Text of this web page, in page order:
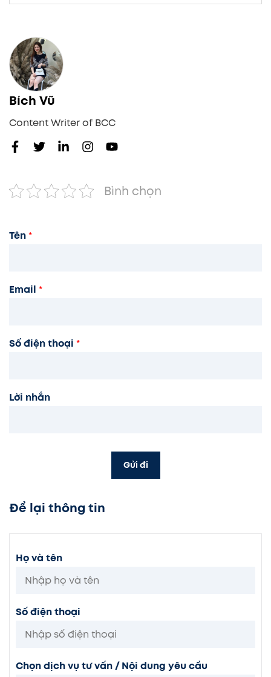
Bích Vũ
Content Writer of BCC
Bình chọn
Tên*
Email *
Số điện thoại *
Lời nhắn
Gửi đi
Để lại thông tin
Họ và tên
Số điện thoại
Chọn dịch vụ tư vấn / Nội dung yêu cầu